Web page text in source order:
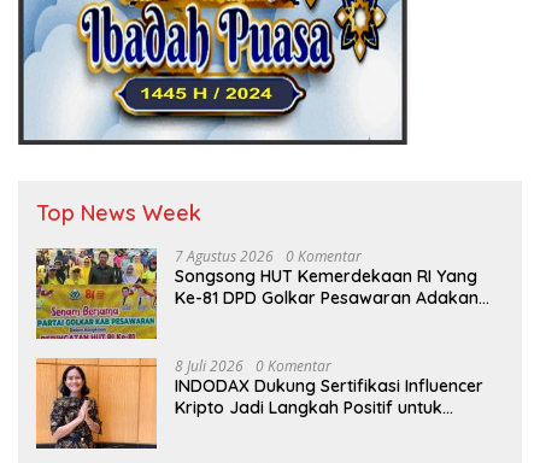
Top News Week
7 Agustus 2026 0 Komentar
Songsong HUT Kemerdekaan RI Yang
Ke-81 DPD Golkar Pesawaran Adakan
8 Juli 2026 0 Komentar
INDODAX Dukung Sertifikasi Influencer
Kripto Jadi Langkah Positif untuk